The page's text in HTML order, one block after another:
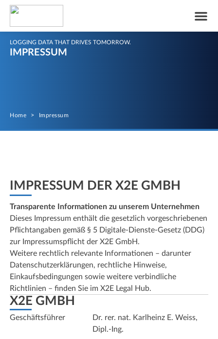
LOGGING DATA THAT DRIVES TOMORROW.
IMPRESSUM
Home > Impressum
IMPRESSUM DER X2E GMBH
Transparente Informationen zu unserem Unternehmen
Dieses Impressum enthält die gesetzlich vorgeschriebenen
Pflichtangaben gemäß § 5 Digitale-Dienste-Gesetz (DDG)
zur Impressumspflicht der X2E GmbH.
Weitere rechtlich relevante Informationen – darunter
Datenschutzerklärungen, rechtliche Hinweise,
Einkaufsbedingungen sowie weitere verbindliche
Richtlinien – finden Sie im X2E Legal Hub.
X2E GMBH
Geschäftsführer
Dr. rer. nat. Karlheinz E. Weiss,
Dipl.-Ing.